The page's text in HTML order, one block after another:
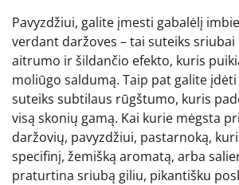
Pavyzdžiui, galite įmesti gabalėlį
verdant daržoves – tai suteiks sriubai
aitrumo ir šildančio efekto, kuris
moliūgo saldumą. Taip pat galite
suteiks subtilaus rūgštumo, kuris
visą skonių gamą. Kai kurie mėgsta
daržovių, pavyzdžiui, pastarnoką,
specifinį, žemišką aromatą, arba
praturtina sriubą giliu, pikantišku